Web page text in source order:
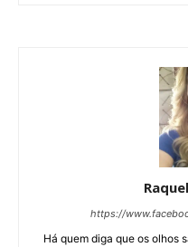
https://
Há quem diga que os olhos